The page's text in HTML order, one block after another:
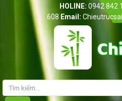
HOLINE: 0942 842
608 Email:
Trang chủ
Giới thiệu
Sản phẩm